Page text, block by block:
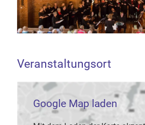
Veranstaltungsort
Google Map laden